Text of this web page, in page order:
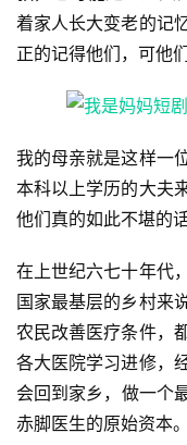
着家人长大变老的记
正的记得他们，可他
我的母亲就是这样一
本科以上学历的大夫
他们真的如此不堪的
在上世纪六七十年代
国家最基层的乡村来
农民改善医疗条件，
各大医院学习进修，
会回到家乡，做一
赤脚医生的原始资本。